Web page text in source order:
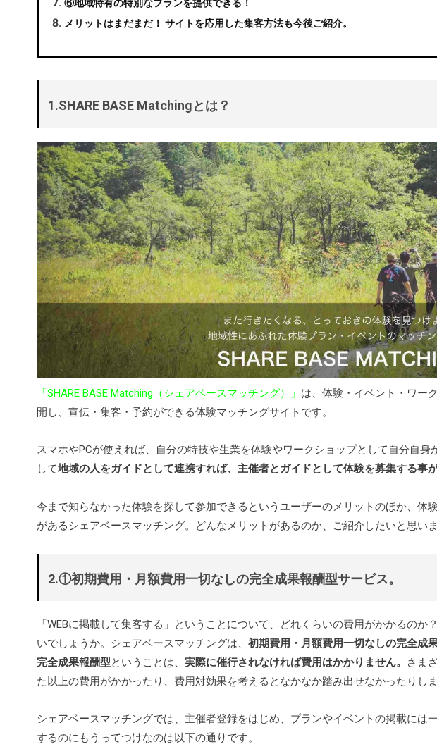
⑥地域特有の特別なプランを提供できる！
メリットはまだまだ！ サイトを応用した集客方法も今後ご紹介。
1.SHARE BASE Matchingとは？
「SHARE BASE Matching（シェアベースマッチング）」 は、体験・イベント・ワー
開し、宣伝・集客・予約ができる体験マッチングサイトです。
スマホやPCが使えれば、自分の特技や生業を体験やワークショップとして自分自
して地域の人をガイドとして連携すれば、主催者とガイドとして体験を募集する事が
今まで知らなかった体験を探して参加できるというユーザーのメリットのほか、体
があるシェアベースマッチング。どんなメリットがあるのか、ご紹介したいと思いま
2.①初期費用・月額費用一切なしの完全成果報酬型サービス。
「WEBに掲載して集客する」ということについて、どれくらいの費用がかかるの
いでしょうか。シェアベースマッチングは、 初期費用・月額費用一切なしの完全成
完全成果報酬型ということは、 実際に催行されなければ費用はかかりません。
さま
た以上の費用がかかったり、費用対効果を考えるとなかなか踏み出せなかったりしま
シェアベースマッチングでは、主催者登録をはじめ、プランやイベントの掲載には
するのにもうってつけなのは以下の通りです。